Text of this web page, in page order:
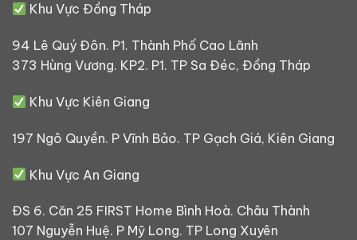
Khu Vực Đồng Tháp
94 Lê Quý Đôn. P1. Thành Phố Cao Lãnh
373 Hùng Vương. KP2. P1. TP Sa Đéc, Đồng Tháp
Khu Vực Kiên Giang
197 Ngô Quyền. P Vĩnh Bảo. TP Gạch Giá, Kiên Giang
Khu Vực An Giang
ĐS 6. Căn 25 FIRST Home Bình Hoà. Châu Thành
107 Nguyễn Huệ. P Mỹ Long. TP Long Xuyên